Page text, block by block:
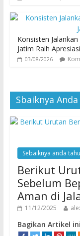
Konsisten
Jatim Raih Apresiasi
03/08/2026
Sbaiknya
Sebaiknya anda tahu
Berikut
Sebelum
Aman di
11/12/2025
Bagikan Artikel ini